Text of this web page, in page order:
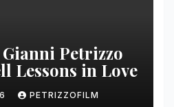
Petrizzo
Lessons in Love
PETRIZZOFILM